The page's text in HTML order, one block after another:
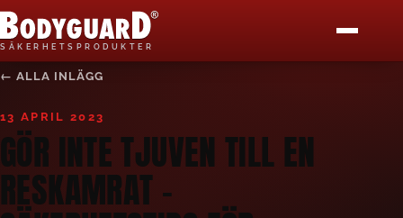
S Ä K E R H E T S P R O D U K T E R
Bodyguard Säkerhetsprodukter
START
PRODUKTER
KÖP HÄR
← ALLA INLÄGG
13 APRIL 2023
GÖR INTE TJUVEN TILL EN
RESKAMRAT –